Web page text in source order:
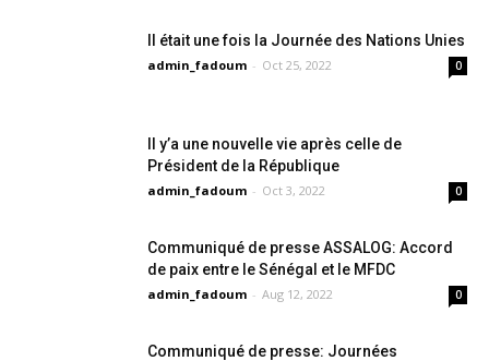
Il était une fois la Journée des Nations Unies
admin_fadoum - Oct 25, 2022 0
Il y’a une nouvelle vie après celle de
Président de la République
admin_fadoum - Oct 3, 2022 0
Communiqué de presse ASSALOG: Accord
de paix entre le Sénégal et le MFDC
admin_fadoum - Aug 12, 2022 0
Communiqué de presse: Journées